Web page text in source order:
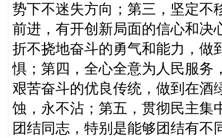
势下不迷失方向；第三，坚定不
前进，有开创新局面的信心和决
折不挠地奋斗的勇气和能力，做
惧；第四，全心全意为人民服务
艰苦奋斗的优良传统，做到在酒
蚀，永不沾；第五，贯彻民主集
团结同志，特别是能够团结有